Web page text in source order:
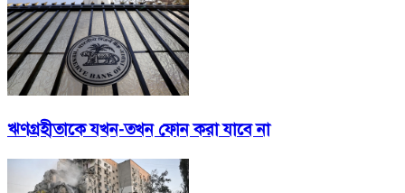
ঋণগ্রহীতাকে যখন-তখন ফোন করা যাবে না